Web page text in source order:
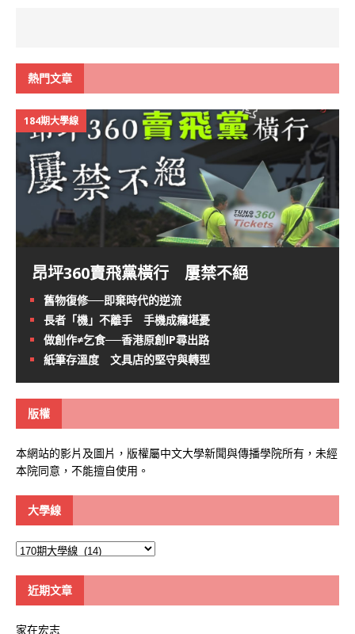
熱門文章
184期大學線
昂坪360賣飛黨橫行 屢禁不絕
舊物復修──即棄時代的逆流
長者「機」不離手 手機成癮堪憂
做創作≠乞食──香港原創IP尋出路
紙筆存溫度 文具店的堅守與轉型
版權
本網站的影片及圖片，版權屬中文大學新聞與傳播學院所有，未經
本院同意，不能擅自使用。
大學線
大
近期文章
家在宏志